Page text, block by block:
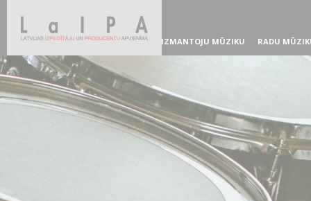
IZMANTOJU MŪZIKU RADU